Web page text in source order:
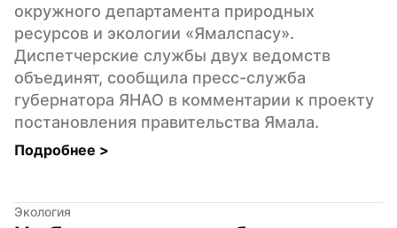
окружного департамента природных
ресурсов и экологии «Ямалспасу».
Диспетчерские службы двух ведомств
объединят, сообщила пресс-служба
губернатора ЯНАО в комментарии к проекту
постановления правительства Ямала.
Подробнее >
Экология